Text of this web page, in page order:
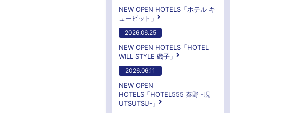
NEW OPEN HOTELS「ホテル キ
ューピット」
2026.06.25
NEW OPEN HOTELS「HOTEL
WILL STYLE 磯子」
2026.06.11
NEW OPEN
HOTELS「HOTEL555 秦野 -現
UTSUTSU-」